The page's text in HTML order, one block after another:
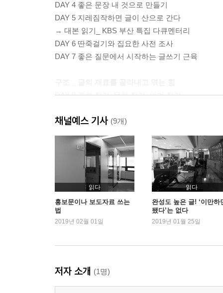
DAY 4 좋은 문장 내 것으로 만들기
DAY 5 지레짐작하면 글이 산으로 간다
→ 대본 읽기_ KBS 부산 특집 다큐멘터리
DAY 6 딴죽걸기와 집요한 사전 조사
DAY 7 좋은 질문에서 시작하는 글쓰기 근육
DAY 8 관련 짓기, 목차 짓기, 의미 짓기
→ 대본 읽기_ KBS 「씨네 투어 영화 속으로」
DAY 10 「전국노래자랑」을 보면 글쓰기가 보인다
DAY 11 나만의 노트와 애플리케이션 장비
DAY 12 꼬리에 꼬리를 무는 쓰기
DAY 13 TMI(Too Much Information), 과잉을 피하자
실행 _ 유형별 생생한 글쓰기 기법
DAY 14 평소 ‘입말’처럼 쓰기
DAY 15 게임을 하듯 묘사하기
DAY 18 패키지여행식 글쓰기
DAY 19 아이에게 들려주듯 쓰기
채널예스 기사 (9개)
읽다
홍보문이나 보도자료 쓰는
법
2019년 02월 01일
읽다
완성도 높은 글! ‘이만하
됐다’는 없다
2019년 01월 25일
저자 소개 (1명)